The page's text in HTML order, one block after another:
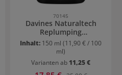
70145
Davines Naturaltech
Replumping
Conditioner
Inhalt: 150 ml (11,90 € / 100
ml)
Varianten ab 11,25 €